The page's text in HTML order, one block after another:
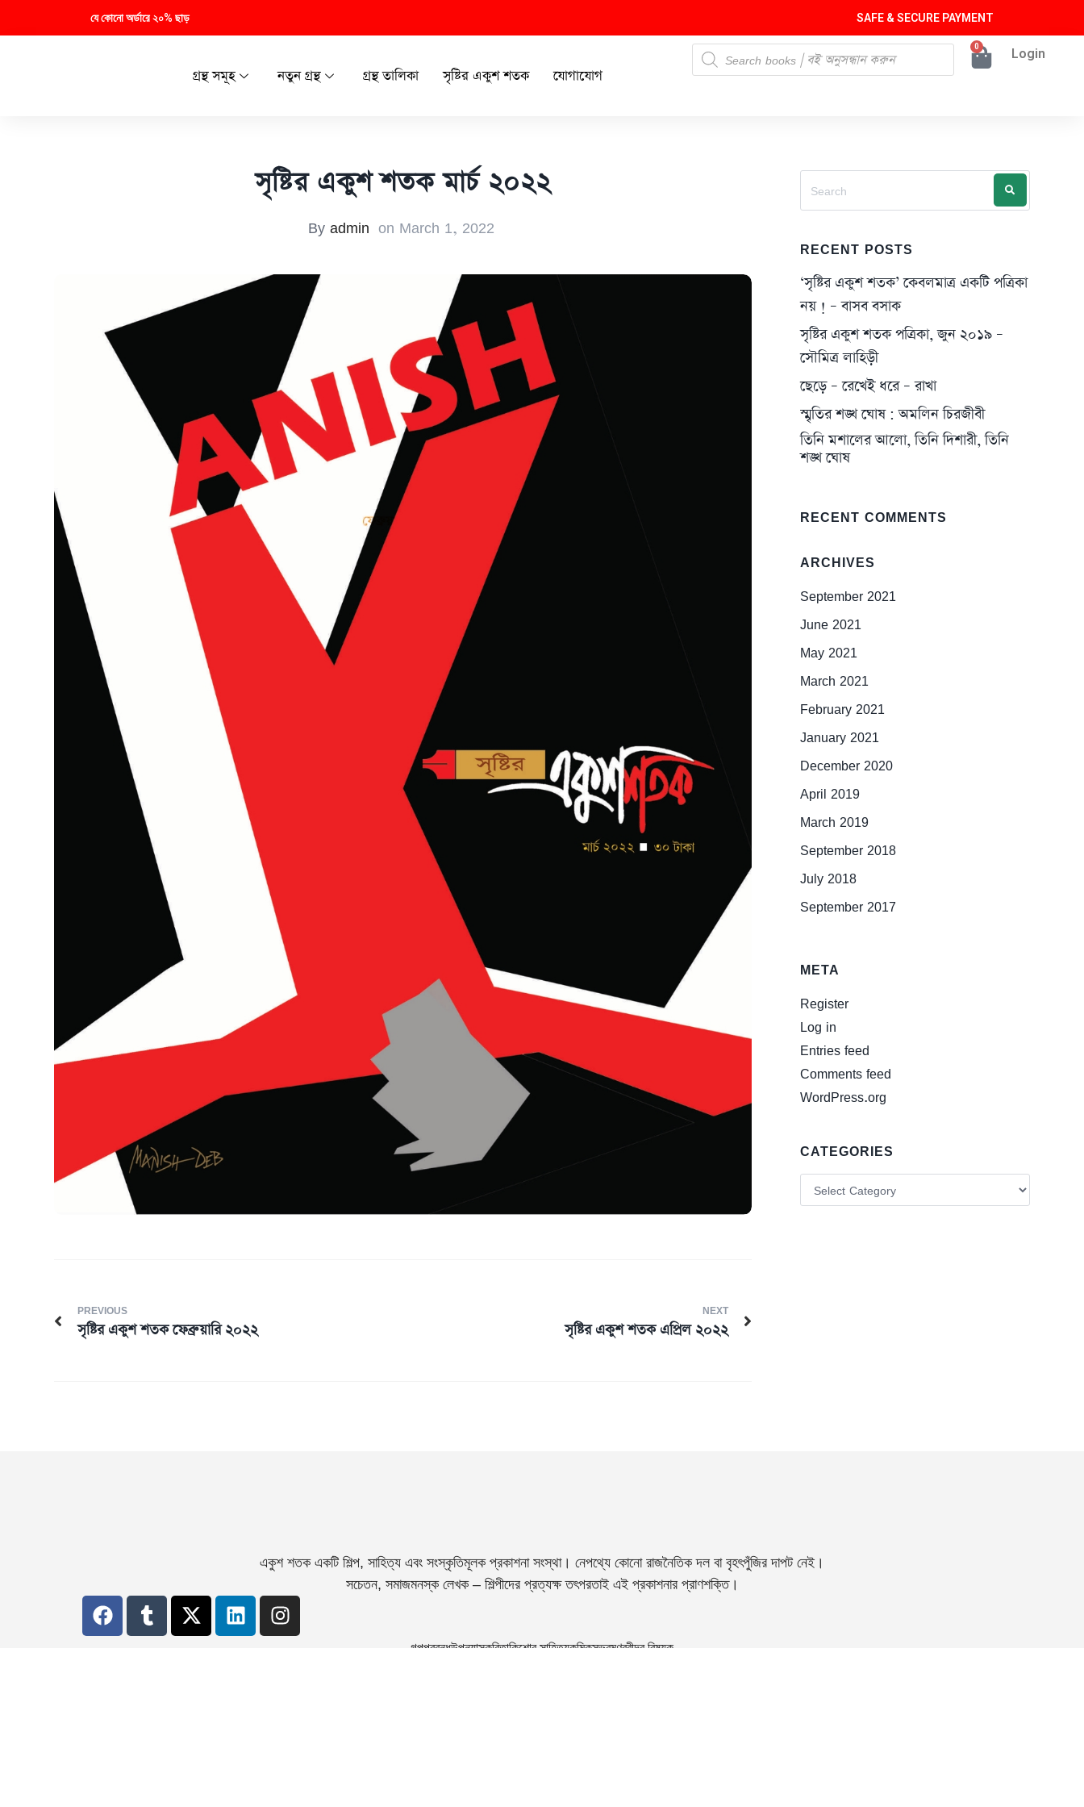
যে কোনো অর্ডারে ২০% ছাড় SAFE & SECURE PAYMENT
গ্রন্থ সমূহ নতুন গ্রন্থ গ্রন্থ তালিকা সৃষ্টির একুশ শতক যোগাযোগ
0 Login
সৃষ্টির একুশ শতক মার্চ ২০২২
By admin on March 1, 2022
PREVIOUS
সৃষ্টির একুশ শতক ফেব্রুয়ারি ২০২২
NEXT
সৃষ্টির একুশ শতক এপ্রিল ২০২২
RECENT POSTS
‘সৃষ্টির একুশ শতক’ কেবলমাত্র একটি পত্রিকা
নয় ! – বাসব বসাক
সৃষ্টির একুশ শতক পত্রিকা, জুন ২০১৯ –
সৌমিত্র লাহিড়ী
ছেড়ে – রেখেই ধরে – রাখা
স্মৃতির শঙ্খ ঘোষ : অমলিন চিরজীবী
তিনি মশালের আলো, তিনি দিশারী, তিনি
শঙ্খ ঘোষ
RECENT COMMENTS
ARCHIVES
September 2021
June 2021
May 2021
March 2021
February 2021
January 2021
December 2020
April 2019
March 2019
September 2018
July 2018
September 2017
META
Register
Log in
Entries feed
Comments feed
WordPress.org
CATEGORIES
একুশ শতক একটি শিল্প, সাহিত্য এবং সংস্কৃতিমূলক প্রকাশনা সংস্থা। নেপথ্যে কোনো রাজনৈতিক দল বা বৃহৎপুঁজির দাপট নেই।
সচেতন, সমাজমনস্ক লেখক – শিল্পীদের প্রত্যক্ষ তৎপরতাই এই প্রকাশনার প্রাণশক্তি।
গল্পপ্রবন্ধউপন্যাসকবিতাকিশোর সাহিত্যকমিক্‌সভ্রমণরবীন্দ্র বিষয়ক